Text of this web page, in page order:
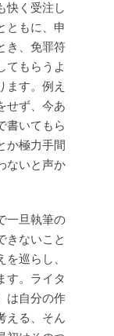
快く受注し
ともに、申
き、免罪符
てもらうよ
ます。例え
せず、今あ
書いてもら
か極力手間
ないと声か
一旦執筆の
きないこと
巡らし、
す。ライタ
は自分の作
える、そん